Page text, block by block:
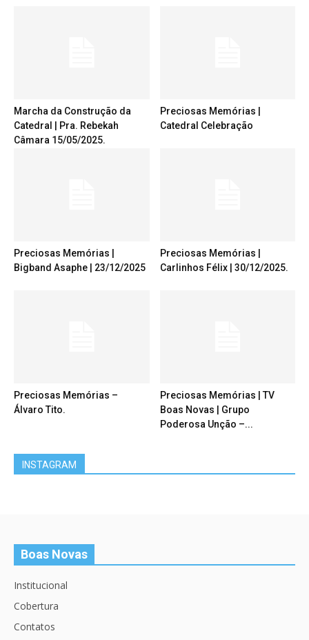
Marcha da Construção da
Catedral | Pra. Rebekah
Câmara 15/05/2025.
Preciosas Memórias |
Catedral Celebração
Preciosas Memórias |
Bigband Asaphe | 23/12/2025
Preciosas Memórias |
Carlinhos Félix | 30/12/2025.
Preciosas Memórias –
Álvaro Tito.
Preciosas Memórias | TV
Boas Novas | Grupo
Poderosa Unção –...
INSTAGRAM
Boas Novas
Institucional
Cobertura
Contatos